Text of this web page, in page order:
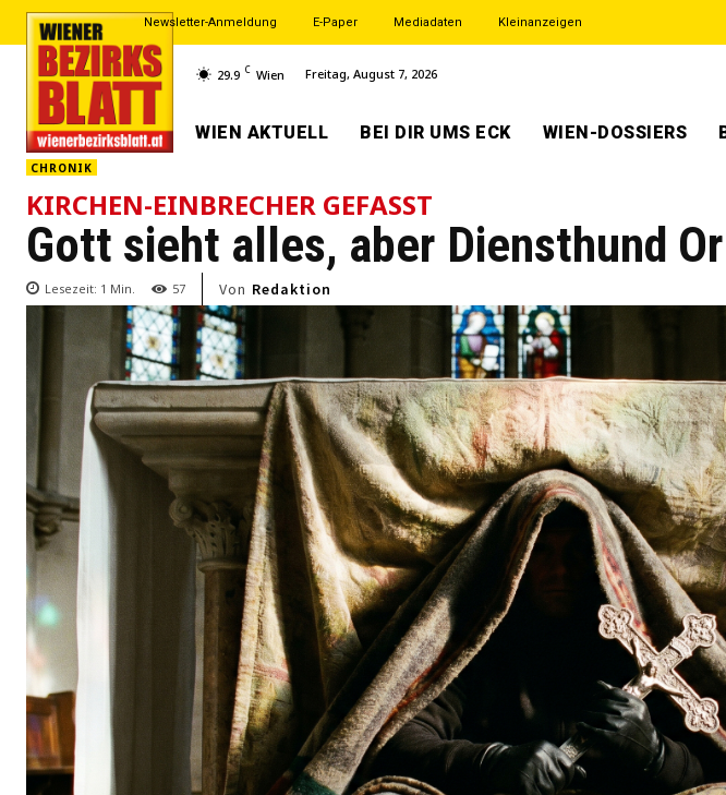
Newsletter-Anmeldung E-Paper Mediadaten Kleinanzeigen
29.9 C Wien Freitag, August 7, 2026
WIEN AKTUELL BEI DIR UMS ECK WIEN-DOSSIERS
CHRONIK
KIRCHEN-EINBRECHER GEFASST
Gott sieht alles, aber Diensthund
Lesezeit: 1 Min. 57 Von Redaktion